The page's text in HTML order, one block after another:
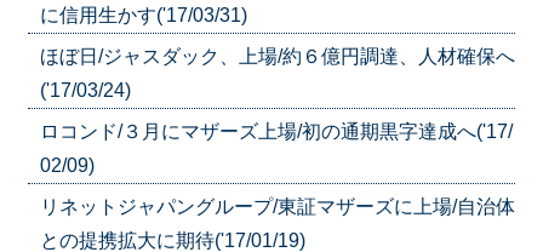
に信用生かす('17/03/31)
ほぼ日/ジャスダック、上場/約６億円調達、人材確保へ
('17/03/24)
ロコンド/３月にマザーズ上場/初の通期黒字達成へ('17/
02/09)
リネットジャパングループ/東証マザーズに上場/自治体
との提携拡大に期待('17/01/19)